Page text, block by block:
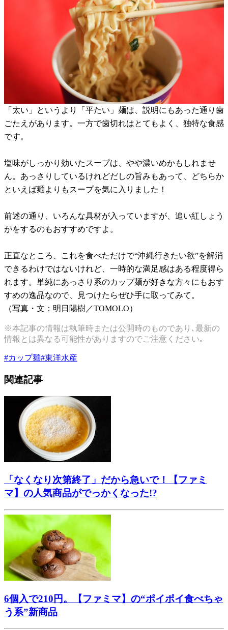
「太い」というより「平たい」麺は、説明にもあった通り歯
ごたえがあります。一方で歯切れはとてもよく、独特な食感
です。
塩味がしっかり効いたスープは、やや濃いめかもしれませ
ん。あっさりしているけれどだしの旨みもあって、どちらか
といえば麺よりもスープを気に入りました！
前述の通り、いろんな具材が入っていますが、追い紅しょう
がをするのもおすすめですよ。
正直なところ、これを食べただけで“沖縄行きたい欲”を解消
できるわけではないけれど、一時的な満足感はある程度得ら
れます。単純にあっさり系のカップ麺が好きな方々にもおす
すめの逸品なので、見つけたらぜひ手に取ってみて。
（写真・文：明日陽樹／TOMOLO）
※本記事の情報は執筆時または公開時のものであり､最新の
情報とは異なる可能性がありますのでご注意ください｡
#カップ麺#東洋水産
関連記事
「なくなり次第終了」だから急いで！【ファミ
マ】の人気商品がでっかくなった!?
6個入で210円。【ファミマ】の“ポイポイ食べちゃ
う系”新商品